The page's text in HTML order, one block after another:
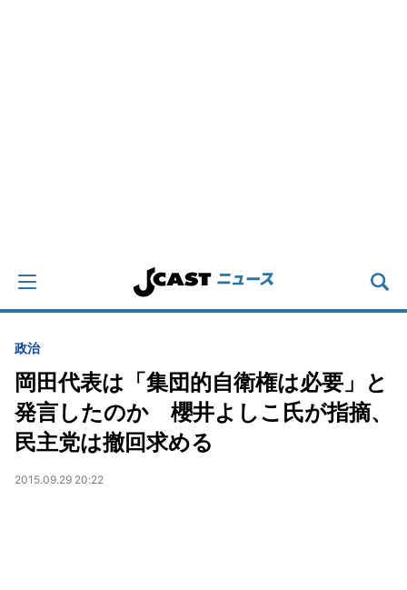
政治
岡田代表は「集団的自衛権は必要」と
発言したのか 櫻井よしこ氏が指摘、
民主党は撤回求める
2015.09.29 20:22